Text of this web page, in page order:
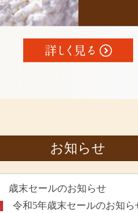
お知らせ
歳末セールのお知らせ
令和5年歳末セールのお知ら